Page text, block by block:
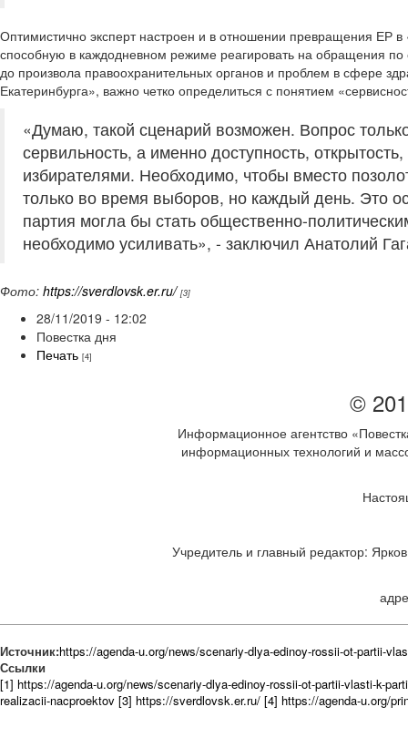
Оптимистично эксперт настроен и в отношении превращения
способную в каждодневном режиме реагировать на обращения
до произвола правоохранительных органов и проблем в сфере
Екатеринбурга», важно четко определиться с понятием
«Думаю, такой сценарий возможен. Вопрос
сервильность, а именно доступность,
избирателями. Необходимо, чтобы вместо
только во время выборов, но каждый день. Это
партия могла бы стать общественно-
необходимо усиливать», - заключил Анатолий
Фото: https://sverdlovsk.er.ru/ [3]
28/11/2019 - 12:02
Повестка дня
Печать [4]
©
Информационное агентство
информационных технологий и
Учредитель и главный редактор:
Источник:https://agenda-u.org/news/scenariy-dlya-edinoy-rossii-ot-partii-
Ссылки
[1] https://agenda-u.org/news/scenariy-dlya-edinoy-rossii-ot-partii-vlasti-k-
realizacii-nacproektov [3] https://sverdlovsk.er.ru/ [4] https://agenda-u.org/